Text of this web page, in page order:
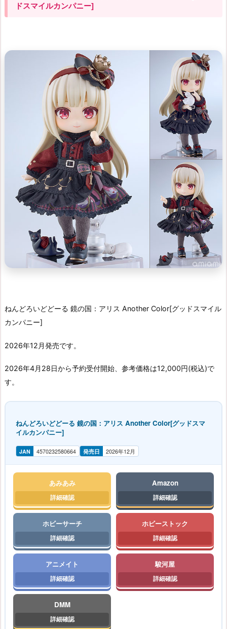
ドスマイルカンパニー]
ねんどろいどどーる 鏡の国：アリス Another Color[グッドスマイル
カンパニー]
2026年12月発売です。
2026年4月28日から予約受付開始、参考価格は12,000円(税込)で
す。
ねんどろいどどーる 鏡の国：アリス Another Color[グッドスマ
イルカンパニー]
JAN 4570232580664 発売日 2026年12月
あみあみ Amazon
ホビーサーチ ホビーストック
アニメイト 駿河屋
DMM